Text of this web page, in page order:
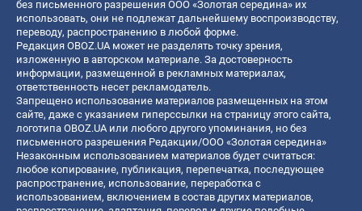
без письменного разрешения ООО «Золотая середина» их
использовать, они не подлежат дальнейшему воспроизводству,
переводу, распространению в любой форме.
Редакция OBOZ.UA может не разделять точку зрения,
изложенную в авторском материале. За достоверность
информации, размещенной в рекламных материалах,
ответственность несет рекламодатель.
Запрещено использование материалов размещенных на этом
сайте, даже с указанием гиперссылки на страницу этого сайта,
логотипа OBOZ.UA или любого другого упоминания, но без
письменного разрешения Редакции/ООО «Золотая середина»
Незаконным использованием материалов будет считаться:
любое копирование, публикация, перепечатка, последующее
распространение, использование, переработка с
использованием, включением в состав других материалов,